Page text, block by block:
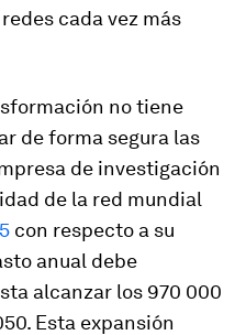
cada vez más
no tiene
de forma segura las
de investigación
de la red mundial
con respecto a su
anual debe
alcanzar los 970 000
Esta expansión